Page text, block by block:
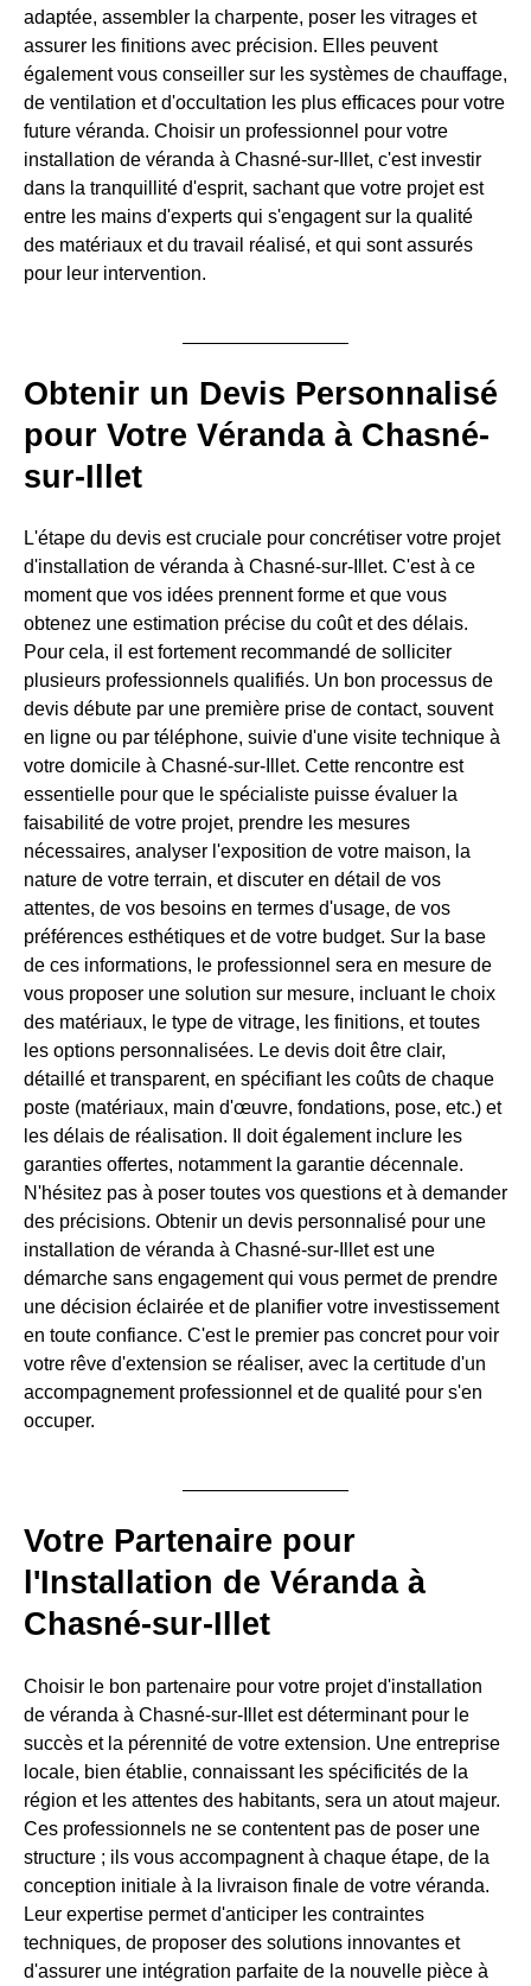
adaptée, assembler la charpente, poser les vitrages et
assurer les finitions avec précision. Elles peuvent
également vous conseiller sur les systèmes de chauffage,
de ventilation et d'occultation les plus efficaces pour votre
future véranda. Choisir un professionnel pour votre
installation de véranda à Chasné-sur-Illet, c'est investir
dans la tranquillité d'esprit, sachant que votre projet est
entre les mains d'experts qui s'engagent sur la qualité
des matériaux et du travail réalisé, et qui sont assurés
pour leur intervention.
Obtenir un Devis Personnalisé
pour Votre Véranda à Chasné-
sur-Illet
L'étape du devis est cruciale pour concrétiser votre projet
d'installation de véranda à Chasné-sur-Illet. C'est à ce
moment que vos idées prennent forme et que vous
obtenez une estimation précise du coût et des délais.
Pour cela, il est fortement recommandé de solliciter
plusieurs professionnels qualifiés. Un bon processus de
devis débute par une première prise de contact, souvent
en ligne ou par téléphone, suivie d'une visite technique à
votre domicile à Chasné-sur-Illet. Cette rencontre est
essentielle pour que le spécialiste puisse évaluer la
faisabilité de votre projet, prendre les mesures
nécessaires, analyser l'exposition de votre maison, la
nature de votre terrain, et discuter en détail de vos
attentes, de vos besoins en termes d'usage, de vos
préférences esthétiques et de votre budget. Sur la base
de ces informations, le professionnel sera en mesure de
vous proposer une solution sur mesure, incluant le choix
des matériaux, le type de vitrage, les finitions, et toutes
les options personnalisées. Le devis doit être clair,
détaillé et transparent, en spécifiant les coûts de chaque
poste (matériaux, main d'œuvre, fondations, pose, etc.) et
les délais de réalisation. Il doit également inclure les
garanties offertes, notamment la garantie décennale.
N'hésitez pas à poser toutes vos questions et à demander
des précisions. Obtenir un devis personnalisé pour une
installation de véranda à Chasné-sur-Illet est une
démarche sans engagement qui vous permet de prendre
une décision éclairée et de planifier votre investissement
en toute confiance. C'est le premier pas concret pour voir
votre rêve d'extension se réaliser, avec la certitude d'un
accompagnement professionnel et de qualité pour s'en
occuper.
Votre Partenaire pour
l'Installation de Véranda à
Chasné-sur-Illet
Choisir le bon partenaire pour votre projet d'installation
de véranda à Chasné-sur-Illet est déterminant pour le
succès et la pérennité de votre extension. Une entreprise
locale, bien établie, connaissant les spécificités de la
région et les attentes des habitants, sera un atout majeur.
Ces professionnels ne se contentent pas de poser une
structure ; ils vous accompagnent à chaque étape, de la
conception initiale à la livraison finale de votre véranda.
Leur expertise permet d'anticiper les contraintes
techniques, de proposer des solutions innovantes et
d'assurer une intégration parfaite de la nouvelle pièce à